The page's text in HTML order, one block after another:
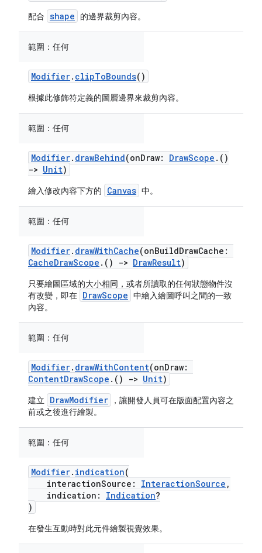
配合 shape 的邊界裁剪內容。
範圍： 任何
Modifier. clipToBounds()
根據此修飾符定義的圖層邊界來裁剪內容。
範圍： 任何
Modifier. drawBehind(onDraw: DrawScope .()
-> Unit)
繪入修改內容下方的 Canvas 中。
範圍： 任何
Modifier. drawWithCache(onBuildDrawCache:
CacheDrawScope .() -> DrawResult)
只要繪圖區域的大小相同，或者所讀取的任何狀態物件沒
有改變，即在 DrawScope 中繪入繪圖呼叫之間的一致
內容。
範圍： 任何
Modifier. drawWithContent(onDraw:
ContentDrawScope .() -> Unit)
建立 DrawModifier
，讓開發人員可在版面配置內容之
前或之後進行繪製。
範圍： 任何
Modifier. indication(
interactionSource: InteractionSource ,
indication: Indication?
)
在發生互動時對此元件繪製視覺效果。